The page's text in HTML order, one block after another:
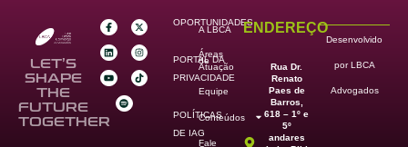
LET’S
SHAPE
THE
FUTURE
TOGETHER
OPORTUNIDADES
PORTAL DA
PRIVACIDADE
POLÍTICAS
DE IAG
A LBCA
Áreas
de
Atuação
Equipe
Conteúdos
Fale
ENDEREÇO
Rua Dr.
Renato
Paes de
Barros,
618 – 1º e
5º
andares
Desenvolvido
por LBCA
Advogados